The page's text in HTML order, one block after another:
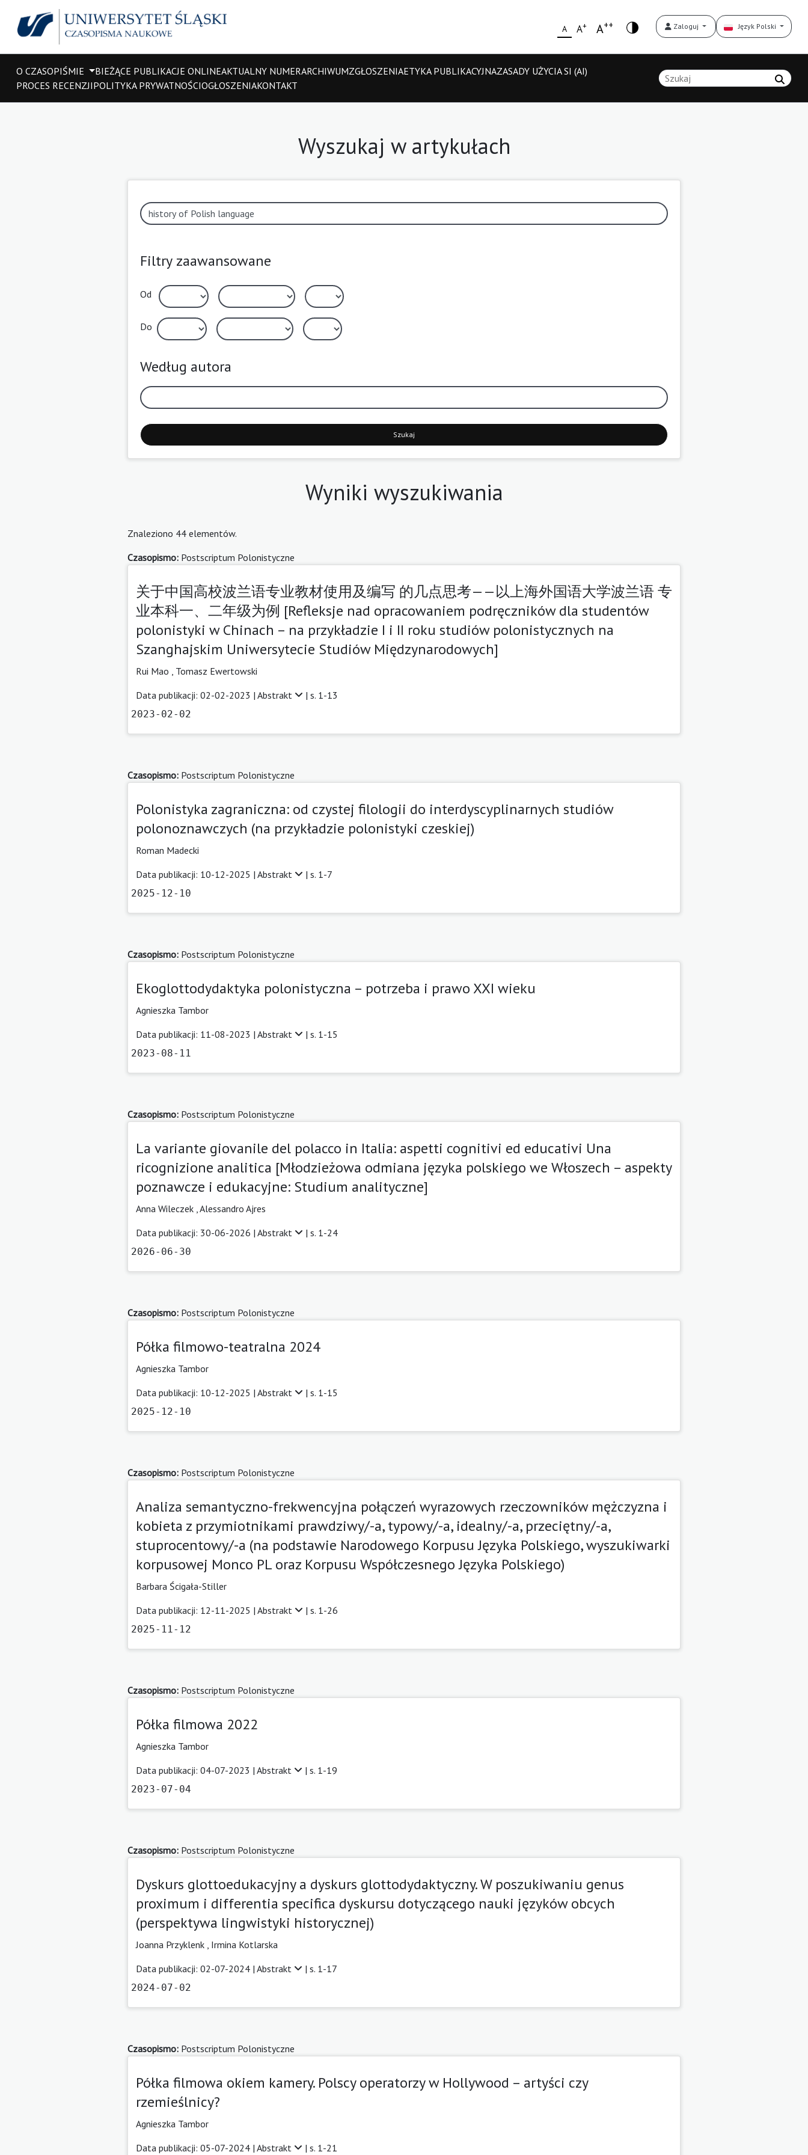
A A+ A++ Zaloguj Język Polski
O CZASOPIŚMIE BIEŻĄCE PUBLIKACJE ONLINEAKTUALNY NUMERARCHIWUMZGŁOSZENIAETYKA PUBLIKACYJNAZASADY UŻYCIA SI (AI)
PROCES RECENZJIPOLITYKA PRYWATNOŚCIOGŁOSZENIAKONTAKT
Wyszukaj w artykułach
Filtry zaawansowane
Od
Do
Według autora
Szukaj
Wyniki wyszukiwania
Znaleziono 44 elementów.
Czasopismo: Postscriptum Polonistyczne
关于中国高校波兰语专业教材使用及编写 的几点思考——以上海外国语大学波兰语 专
业本科一、二年级为例 [Refleksje nad opracowaniem podręczników dla studentów
polonistyki w Chinach – na przykładzie I i II roku studiów polonistycznych na
Szanghajskim Uniwersytecie Studiów Międzynarodowych]
Rui Mao
Tomasz Ewertowski
Data publikacji: 02-02-2023 | Abstrakt | s. 1-13
2023-02-02
Czasopismo: Postscriptum Polonistyczne
Polonistyka zagraniczna: od czystej filologii do interdyscyplinarnych studiów
polonoznawczych (na przykładzie polonistyki czeskiej)
Roman Madecki
Data publikacji: 10-12-2025 | Abstrakt | s. 1-7
2025-12-10
Czasopismo: Postscriptum Polonistyczne
Ekoglottodydaktyka polonistyczna – potrzeba i prawo XXI wieku
Agnieszka Tambor
Data publikacji: 11-08-2023 | Abstrakt | s. 1-15
2023-08-11
Czasopismo: Postscriptum Polonistyczne
La variante giovanile del polacco in Italia: aspetti cognitivi ed educativi Una
ricognizione analitica [Młodzieżowa odmiana języka polskiego we Włoszech – aspekty
poznawcze i edukacyjne: Studium analityczne]
Anna Wileczek Alessandro Ajres
Data publikacji: 30-06-2026 | Abstrakt | s. 1-24
2026-06-30
Czasopismo: Postscriptum Polonistyczne
Półka filmowo-teatralna 2024
Agnieszka Tambor
Data publikacji: 10-12-2025 | Abstrakt | s. 1-15
2025-12-10
Czasopismo: Postscriptum Polonistyczne
Analiza semantyczno-frekwencyjna połączeń wyrazowych rzeczowników mężczyzna i
kobieta z przymiotnikami prawdziwy/-a, typowy/-a, idealny/-a, przeciętny/-a,
stuprocentowy/-a (na podstawie Narodowego Korpusu Języka Polskiego, wyszukiwarki
korpusowej Monco PL oraz Korpusu Współczesnego Języka Polskiego)
Barbara Ścigała-Stiller
Data publikacji: 12-11-2025 | Abstrakt | s. 1-26
2025-11-12
Czasopismo: Postscriptum Polonistyczne
Półka filmowa 2022
Agnieszka Tambor
Data publikacji: 04-07-2023 | Abstrakt | s. 1-19
2023-07-04
Czasopismo: Postscriptum Polonistyczne
Dyskurs glottoedukacyjny a dyskurs glottodydaktyczny. W poszukiwaniu genus
proximum i differentia specifica dyskursu dotyczącego nauki języków obcych
(perspektywa lingwistyki historycznej)
Joanna Przyklenk Irmina Kotlarska
Data publikacji: 02-07-2024 | Abstrakt | s. 1-17
2024-07-02
Czasopismo: Postscriptum Polonistyczne
Półka filmowa okiem kamery. Polscy operatorzy w Hollywood – artyści czy
rzemieślnicy?
Agnieszka Tambor
Data publikacji: 05-07-2024 | Abstrakt | s. 1-21